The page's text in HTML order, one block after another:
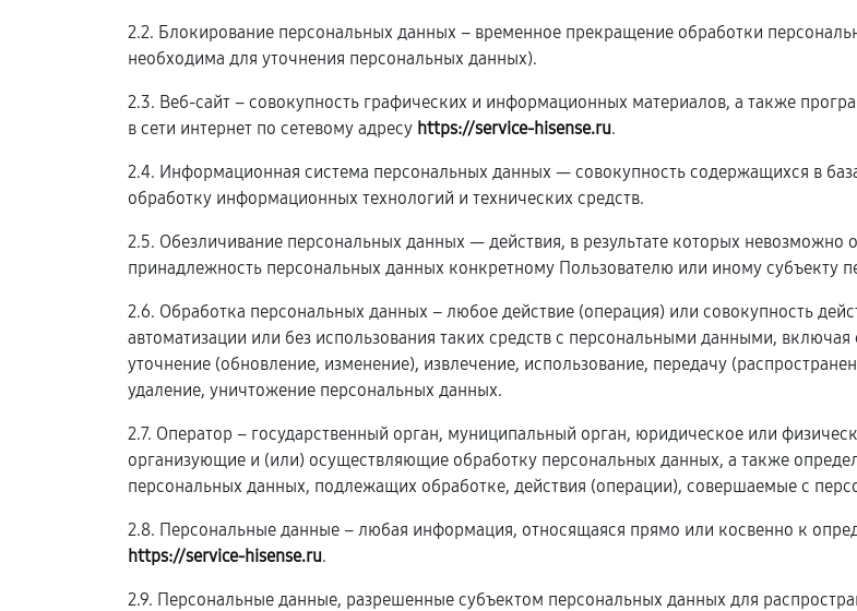
2.2. Блокирование персональных данных – временное прекращение обработки
необходима для уточнения персональных данных).
2.3. Веб-сайт – совокупность графических и информационных материалов, а также
в сети интернет по сетевому адресу https://service-hisense.ru.
2.4. Информационная система персональных данных — совокупность содержащихся в
обработку информационных технологий и технических средств.
2.5. Обезличивание персональных данных — действия, в результате которых
принадлежность персональных данных конкретному Пользователю или иному субъекту
2.6. Обработка персональных данных – любое действие (операция) или совокупность
автоматизации или без использования таких средств с персональными данными,
уточнение (обновление, изменение), извлечение, использование, передачу
удаление, уничтожение персональных данных.
2.7. Оператор – государственный орган, муниципальный орган, юридическое или
организующие и (или) осуществляющие обработку персональных данных, а также
персональных данных, подлежащих обработке, действия (операции), совершаемые с
2.8. Персональные данные – любая информация, относящаяся прямо или косвенно к
https://service-hisense.ru.
2.9. Персональные данные, разрешенные субъектом персональных данных для